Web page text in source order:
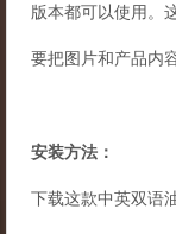
版本都可以使用。
要把图片和产品内
安装方法：
下载这款中英双语